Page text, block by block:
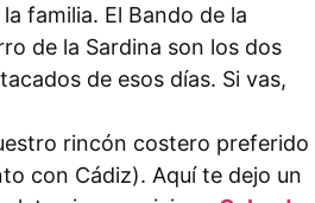
familia. El Bando de la
de la Sardina son los dos
de esos días. Si vas,
rincón costero preferido
con Cádiz). Aquí te dejo un